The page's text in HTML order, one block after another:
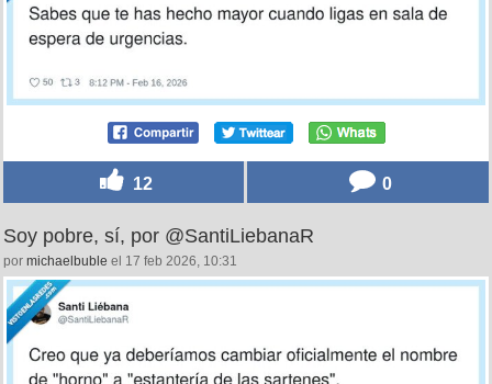
12 0
Soy pobre, sí, por @SantiLiebanaR
por michaelbuble el 17 feb 2026, 10:31